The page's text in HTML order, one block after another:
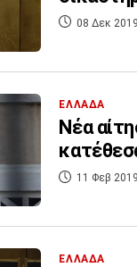
08 Δεκ
ΕΛΛΑΔΑ
Νέα
11 Φεβ
ΕΛΛΑΔΑ